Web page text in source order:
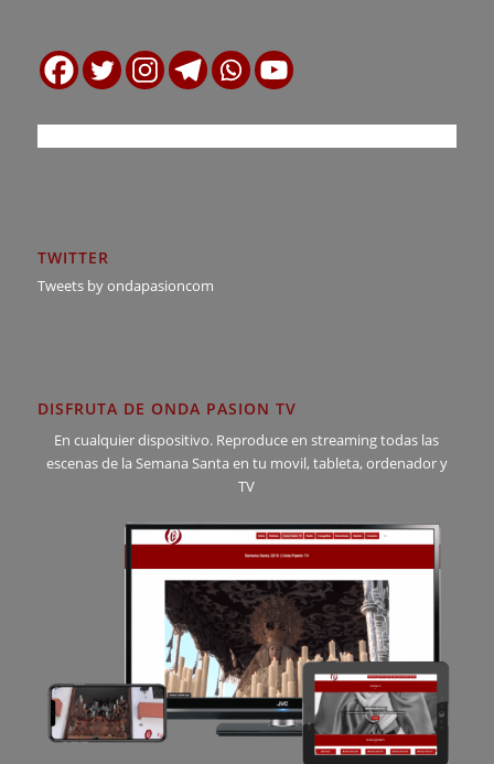
TWITTER
Tweets by ondapasioncom
DISFRUTA DE ONDA PASION TV
En cualquier dispositivo. Reproduce en streaming todas las
escenas de la Semana Santa en tu movil, tableta, ordenador y
TV